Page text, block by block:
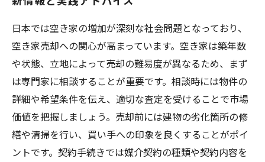
日本では空き家の増加が深刻な社会問題となっており、
空き家売却への関心が高まっています。空き家は築年数
や状態、立地によって売却の難易度が異なるため、まず
は専門家に相談することが重要です。相談時には物件の
詳細や希望条件を伝え、適切な査定を受けることで市場
価値を把握しましょう。売却前には建物の劣化箇所の修
繕や清掃を行い、買い手への印象を良くすることがポイ
ントです。契約手続きでは媒介契約の種類や契約内容を